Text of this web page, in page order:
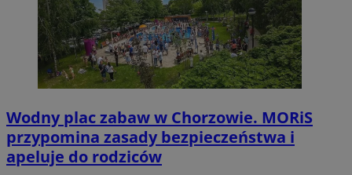
Wodny plac zabaw w Chorzowie. MORiS
przypomina zasady bezpieczeństwa i
apeluje do rodziców